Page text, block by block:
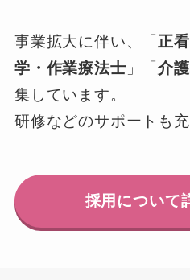
事業拡大に伴い、「 正
学・作業療法士 」「介
集しています。
研修などのサポートも充
採用について